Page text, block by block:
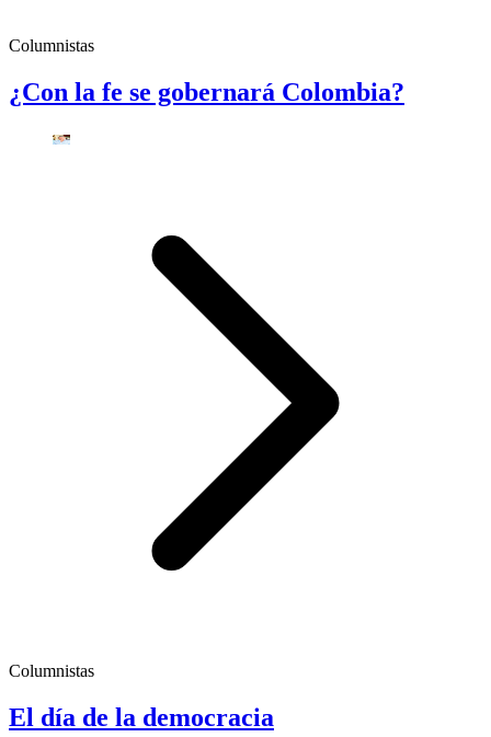
Columnistas
¿Con la fe se gobernará Colombia?
Columnistas
El día de la democracia